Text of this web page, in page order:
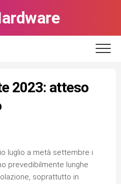
2023: atteso
luglio a metà settembre i
prevedibilmente lunghe
soprattutto in